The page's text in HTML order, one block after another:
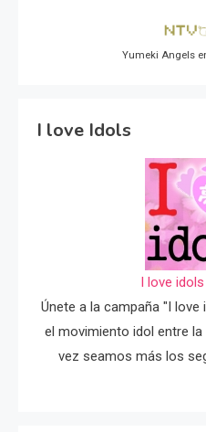
Yumeki Angels
I love Idols
I love
Únete a la campaña "I
el movimiento idol entre
vez seamos más los